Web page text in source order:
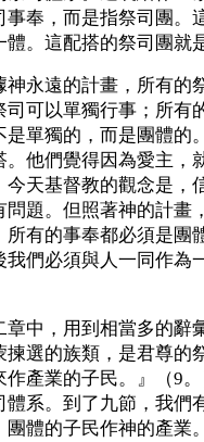
事奉，而是指祭司團。
。這配搭的祭司團就
神永遠的計畫，所有的
司可以單獨行事；所有
是單獨的，而是團體的
。他們覺得因為愛主，
今天基督教的觀念是，
問題。但照著神的計畫
所有的事奉都必須是團
我們必須與人一同作為
章中，用到相當多的辭
揀選的族類，是君尊的
作產業的子民。』（9
體系。到了九節，我們
團體的子民作神的產業